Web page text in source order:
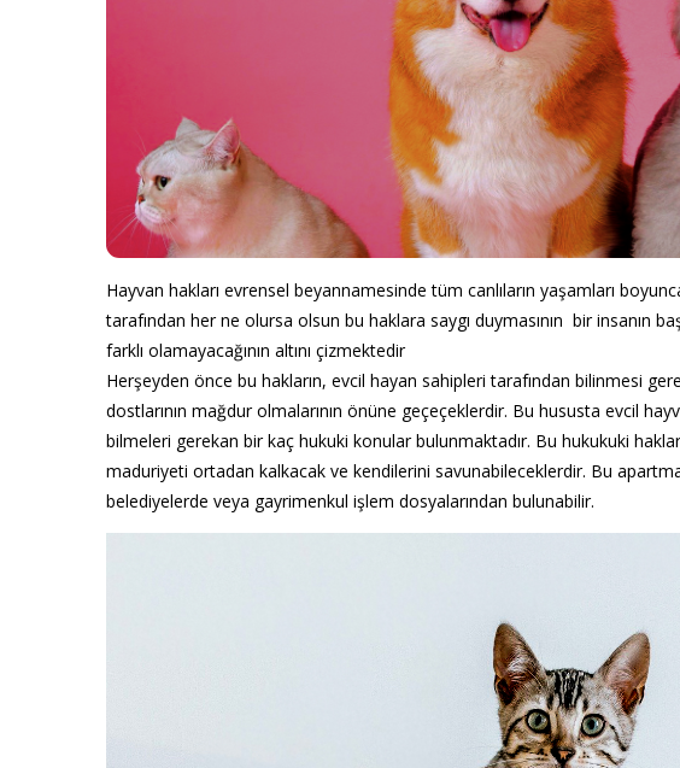
Hayvan hakları evrensel beyannamesinde tüm canlıların yaşamları
tarafından her ne olursa olsun bu haklara saygı duymasının bir insanın
farklı olamayacağının altını çizmektedir
Herşeyden önce bu hakların, evcil hayan sahipleri tarafından bilinmesi
dostlarının mağdur olmalarının önüne geçeçeklerdir. Bu hususta evcil
bilmeleri gerekan bir kaç hukuki konular bulunmaktadır. Bu hukukuki
maduriyeti ortadan kalkacak ve kendilerini savunabileceklerdir. Bu
belediyelerde veya gayrimenkul işlem dosyalarından bulunabilir.